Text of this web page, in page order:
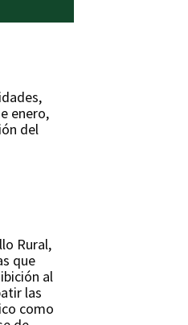
enero,
del
Rural,
que
al
las
como